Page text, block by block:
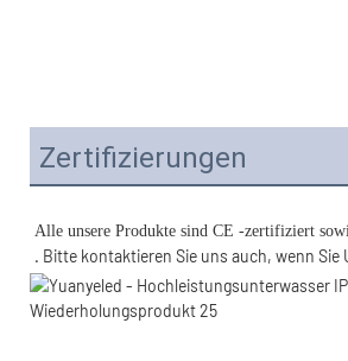
Zertifizierungen
. Bitte kontaktieren Sie uns auch, wenn Sie